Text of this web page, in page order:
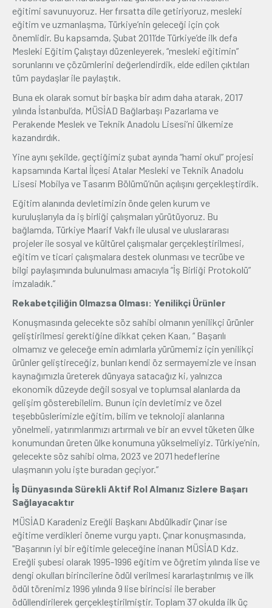
eğitimi savunuyoruz. Her fırsatta dile getiriyoruz, mesleki
eğitim ve uzmanlaşma, Türkiye’nin geleceği için çok
önemlidir. Bu kapsamda, Şubat 2011’de Türkiye’de ilk defa
Mesleki Eğitim Çalıştayı düzenleyerek, “mesleki eğitimin”
sorunlarını ve çözümlerini değerlendirdik, elde edilen çıktıları
tüm paydaşlar ile paylaştık.
Buna ek olarak somut bir başka bir adım daha atarak, 2017
yılında İstanbul’da, MÜSİAD Bağlarbaşı Pazarlama ve
Perakende Meslek ve Teknik Anadolu Lisesi’ni ülkemize
kazandırdık.
Yine aynı şekilde, geçtiğimiz şubat ayında “hami okul” projesi
kapsamında Kartal İlçesi Atalar Mesleki ve Teknik Anadolu
Lisesi Mobilya ve Tasarım Bölümü’nün açılışını gerçekleştirdik.
Eğitim alanında devletimizin önde gelen kurum ve
kuruluşlarıyla da iş birliği çalışmaları yürütüyoruz. Bu
bağlamda, Türkiye Maarif Vakfı ile ulusal ve uluslararası
projeler ile sosyal ve kültürel çalışmalar gerçekleştirilmesi,
eğitim ve ticari çalışmalara destek olunması ve tecrübe ve
bilgi paylaşımında bulunulması amacıyla “İş Birliği Protokolü”
imzaladık.”
Rekabetçiliğin Olmazsa Olması: Yenilikçi Ürünler
Konuşmasında gelecekte söz sahibi olmanın yenilikçi ürünler
geliştirilmesi gerektiğine dikkat çeken Kaan, “ Başarılı
olmamız ve geleceğe emin adımlarla yürümemiz için yenilikçi
ürünler geliştireceğiz, bunları kendi öz sermayemizle ve insan
kaynağımızla üreterek dünyaya satacağız ki, yalnızca
ekonomik düzeyde değil sosyal ve toplumsal alanlarda da
gelişim gösterebilelim. Bunun için devletimiz ve özel
teşebbüslerimizle eğitim, bilim ve teknoloji alanlarına
yönelmeli, yatırımlarımızı artırmalı ve bir an evvel tüketen ülke
konumundan üreten ülke konumuna yükselmeliyiz. Türkiye’nin,
gelecekte söz sahibi olma, 2023 ve 2071 hedeflerine
ulaşmanın yolu işte buradan geçiyor.”
İş Dünyasında Sürekli Aktif Rol Almanız Sizlere Başarı
Sağlayacaktır
MÜSİAD Karadeniz Ereğli Başkanı Abdülkadir Çınar ise
eğitime verdikleri öneme vurgu yaptı. Çınar konuşmasında,
"Başarının iyi bir eğitimle geleceğine inanan MÜSİAD Kdz.
Ereğli şubesi olarak 1995-1996 eğitim ve öğretim yılında lise ve
dengi okulları birincilerine ödül verilmesi kararlaştırılmış ve ilk
ödül törenimiz 1996 yılında 9 lise birincisi ile beraber
ödüllendirilerek gerçekleştirilmiştir. Toplam 37 okulda ilk üç